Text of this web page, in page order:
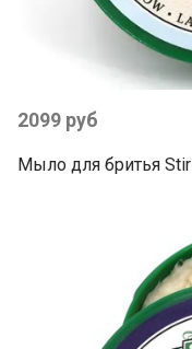
2099 руб
Мыло для бритья